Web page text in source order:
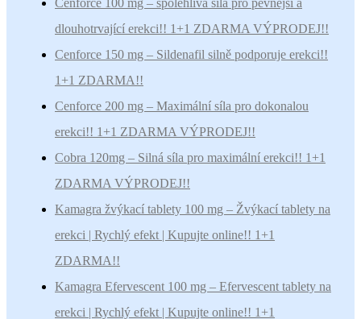
Cenforce 100 mg – spolehlivá síla pro pevnější a
dlouhotrvající erekci!! 1+1 ZDARMA VÝPRODEJ!!
Cenforce 150 mg – Sildenafil silně podporuje erekci!!
1+1 ZDARMA!!
Cenforce 200 mg – Maximální síla pro dokonalou
erekci!! 1+1 ZDARMA VÝPRODEJ!!
Cobra 120mg – Silná síla pro maximální erekci!! 1+1
ZDARMA VÝPRODEJ!!
Kamagra žvýkací tablety 100 mg – Žvýkací tablety na
erekci | Rychlý efekt | Kupujte online!! 1+1
ZDARMA!!
Kamagra Efervescent 100 mg – Efervescent tablety na
erekci | Rychlý efekt | Kupujte online!! 1+1